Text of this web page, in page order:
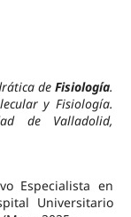
deFisiología.
y Fisiología.
de Valladolid,
Especialista en
Universitario